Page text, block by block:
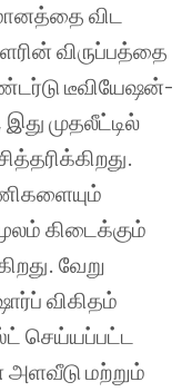
விட
விருப்பத்தை
டீவியேஷன்-
, இது முதலீட்டில்
.
கிடைக்கும்
. வேறு
விகிதம்
செய்யப்பட்ட
அளவீடுமற்றும்